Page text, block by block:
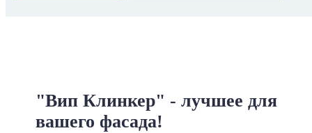
"Вип Клинкер" - лучшее для
вашего фасада!